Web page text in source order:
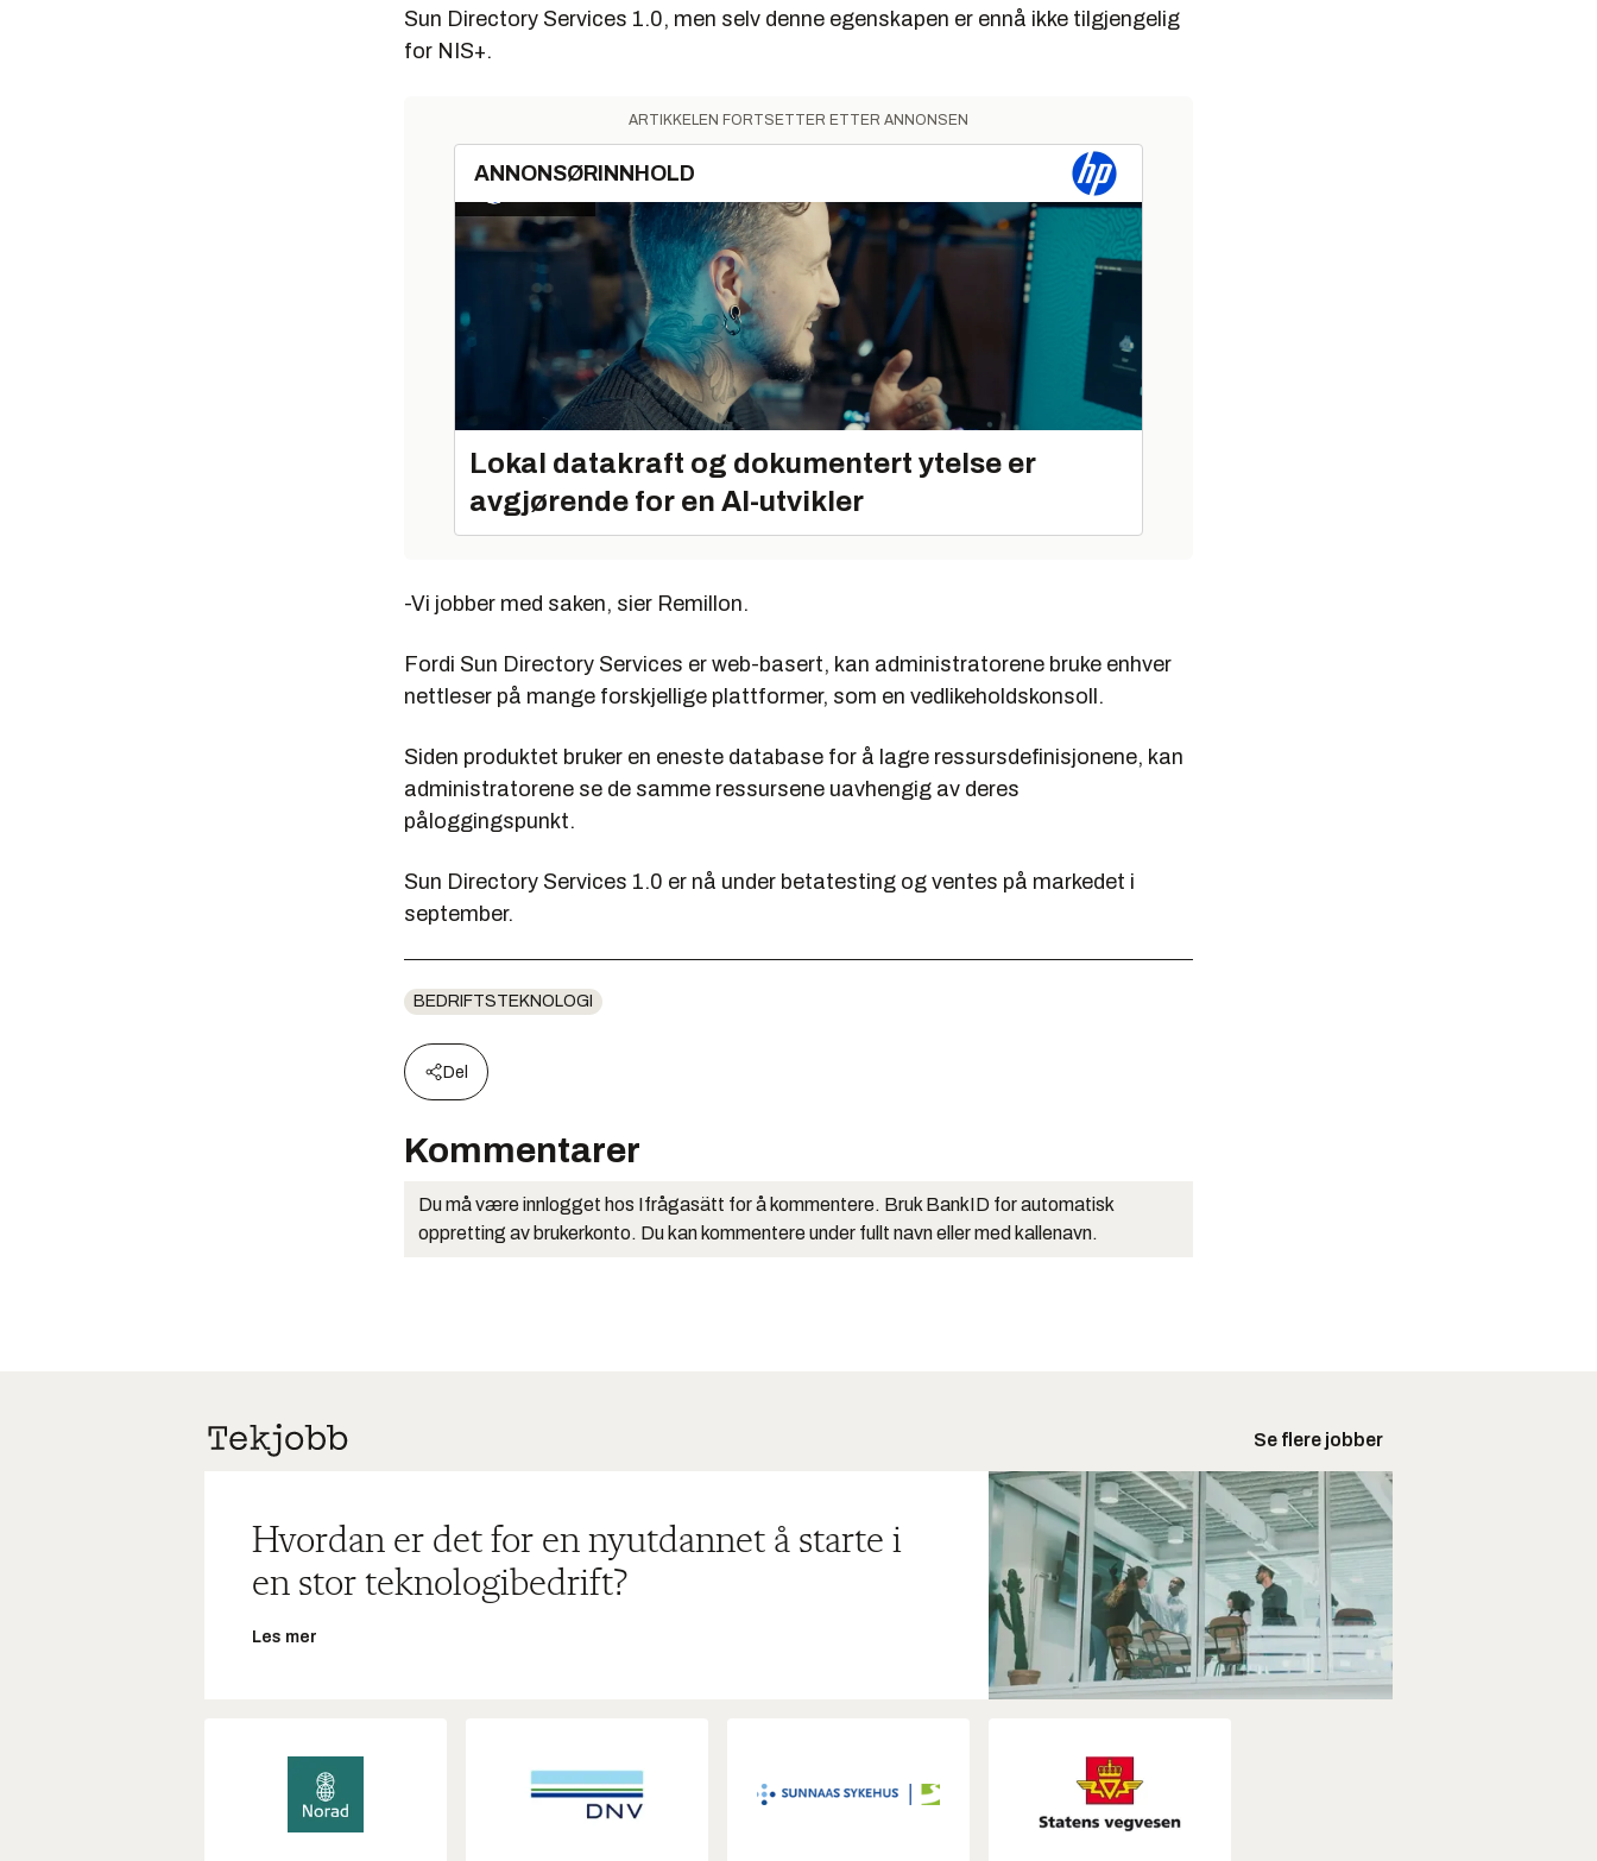
Sun Directory Services 1.0, men selv denne egenskapen er ennå ikke tilgjengelig
for NIS+.
ARTIKKELEN FORTSETTER ETTER ANNONSEN
ANNONSØRINNHOLD
Lokal datakraft og dokumentert ytelse er
avgjørende for en AI-utvikler
-Vi jobber med saken, sier Remillon.
Fordi Sun Directory Services er web-basert, kan administratorene bruke enhver
nettleser på mange forskjellige plattformer, som en vedlikeholdskonsoll.
Siden produktet bruker en eneste database for å lagre ressursdefinisjonene, kan
administratorene se de samme ressursene uavhengig av deres
påloggingspunkt.
Sun Directory Services 1.0 er nå under betatesting og ventes på markedet i
september.
BEDRIFTSTEKNOLOGI
Del
Kommentarer
Du må være innlogget hos Ifrågasätt for å kommentere. Bruk BankID for automatisk
oppretting av brukerkonto. Du kan kommentere under fullt navn eller med kallenavn.
Se flere jobber
Hvordan er det for en nyutdannet å starte i
en stor teknologibedrift?
Les mer